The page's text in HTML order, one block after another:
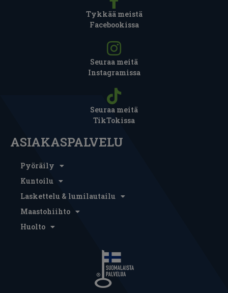
Tykkää meistä
Facebookissa
Seuraa meitä
Instagramissa
Seuraa meitä
TikTokissa
ASIAKASPALVELU
Pyöräily
Kuntoilu
Laskettelu & lumilautailu
Maastohiihto
Huolto